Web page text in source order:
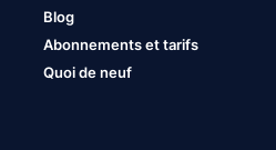
Blog
Abonnements et tarifs
Quoi de neuf